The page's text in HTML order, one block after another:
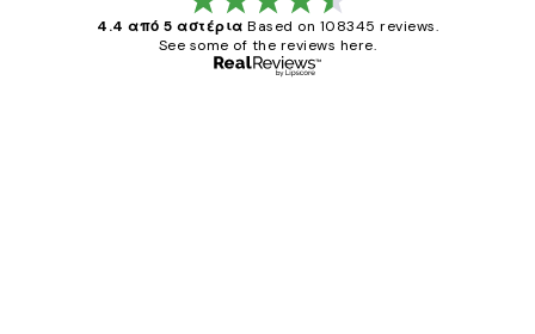
4.4 από 5 αστέρια Based on 108345 reviews.
See some of the reviews here.